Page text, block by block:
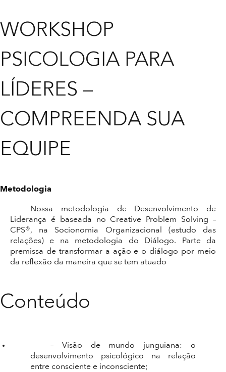
WORKSHOP
PSICOLOGIA PARA
LÍDERES –
COMPREENDA SUA
EQUIPE
Metodologia
Nossa metodologia de Desenvolvimento de
Liderança é baseada no Creative Problem Solving –
CPS®, na Socionomia Organizacional (estudo das
relações) e na metodologia do Diálogo. Parte da
premissa de transformar a ação e o diálogo por meio
da reflexão da maneira que se tem atuado
Conteúdo
– Visão de mundo junguiana: o
desenvolvimento psicológico na relação
entre consciente e inconsciente;